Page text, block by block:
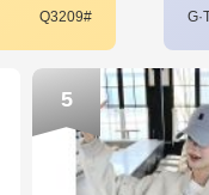
Q3209#
5